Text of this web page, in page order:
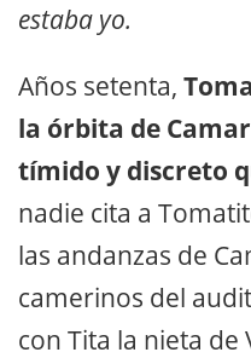
estaba yo.
Años setenta,
la órbita de
tímido y discreto
nadie cita a
las andanzas de
camerinos del
con Tita la nieta de